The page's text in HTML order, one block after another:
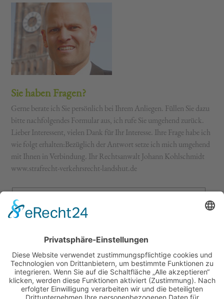
Sie haben Fragen?
Gerne berate ich Sie persönlich bei Ihrem Anliegen. Füllen Sie dazu
bitte nachfolgendes Formular aus, ich rufe Sie umgehend zurück.
Lieber Interessent, vielen Dank für Ihr Interesse. Ihre Frage habe ich
wie folgt erhalten:Bezüglich der Antwort setze ich mich umgehend
mit Ihnen in Verbindung. Ihr Rechtsanwalt Johann Kohlschmidt
www.strafrecht-verkehrsrecht-landshut.de